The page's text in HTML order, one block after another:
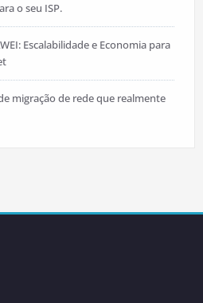
o seu ISP.
Escalabilidade e Economia para
migração de rede que realmente